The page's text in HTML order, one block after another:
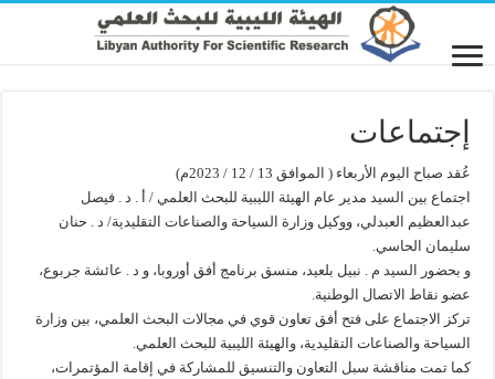
إجتماعات
عُقد صباح اليوم الأربعاء ( الموافق 13 / 12 / 2023م)
اجتماع بين السيد مدير عام الهيئة الليبية للبحث العلمي / أ . د . فيصل
عبدالعظيم العبدلي، ووكيل وزارة السياحة والصناعات التقليدية/ د . حنان
سليمان الحاسي.
و بحضور السيد م . نبيل بلعيد، منسق برنامج أفق أوروبا، و د . عائشة جربوع،
عضو نقاط الاتصال الوطنية.
تركز الاجتماع على فتح أفق تعاون قوي في مجالات البحث العلمي، بين وزارة
السياحة والصناعات التقليدية، والهيئة الليبية للبحث العلمي.
كما تمت مناقشة سبل التعاون والتنسيق للمشاركة في إقامة المؤتمرات،